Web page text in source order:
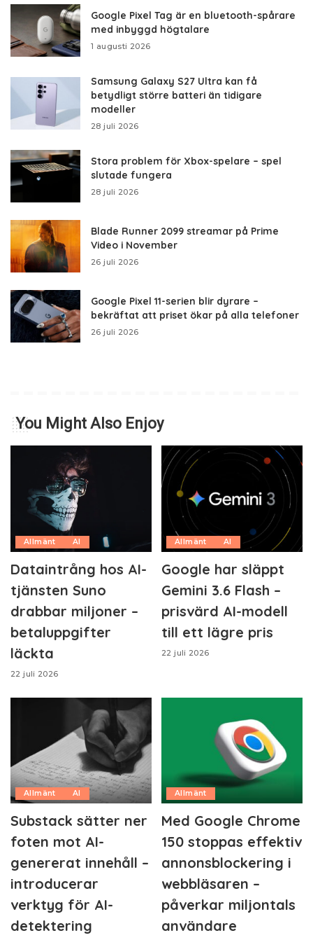
Google Pixel Tag är en bluetooth-spårare
med inbyggd högtalare
1 augusti 2026
Samsung Galaxy S27 Ultra kan få
betydligt större batteri än tidigare
modeller
28 juli 2026
Stora problem för Xbox-spelare – spel
slutade fungera
28 juli 2026
Blade Runner 2099 streamar på Prime
Video i November
26 juli 2026
Google Pixel 11-serien blir dyrare –
bekräftat att priset ökar på alla telefoner
26 juli 2026
You Might Also Enjoy
Allmänt AI
Dataintrång hos AI-
tjänsten Suno
drabbar miljoner –
betaluppgifter
läckta
22 juli 2026
Allmänt AI
Google har släppt
Gemini 3.6 Flash –
prisvärd AI-modell
till ett lägre pris
22 juli 2026
Allmänt AI
Substack sätter ner
foten mot AI-
genererat innehåll –
introducerar
verktyg för AI-
detektering
Allmänt
Med Google Chrome
150 stoppas effektiv
annonsblockering i
webbläsaren –
påverkar miljontals
användare